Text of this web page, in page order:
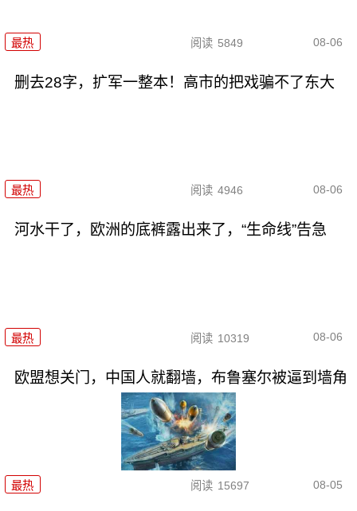
最热 阅读 5849 08-06
删去28字，扩军一整本！高市的把戏骗不了东大
最热 阅读 4946 08-06
河水干了，欧洲的底裤露出来了，“生命线”告急
最热 阅读 10319 08-06
欧盟想关门，中国人就翻墙，布鲁塞尔被逼到墙角
最热 阅读 15697 08-05